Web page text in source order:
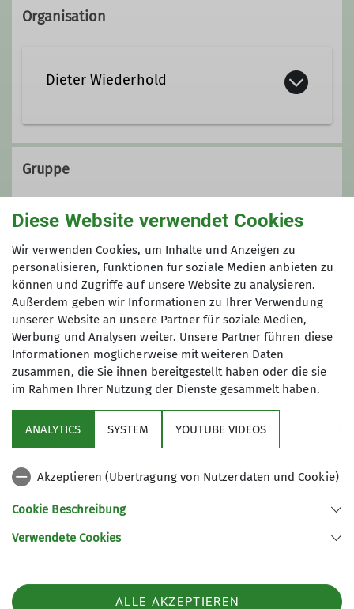
Organisation
Dieter Wiederhold
0171 / 56 87 963
Gruppe
Gruppe BEST - Bergsteigen und
Bergwandern
Wir sind in unserer Sektion eine
offene Gruppe von Frauen und
Männern, die Spaß haben am
Bergsteigen/Bergwandern.
Kontakt aufnehmen
Details
Sektion
Gruppen im Fokus
34131 Kassel
Telefon +49561104046
Diese Website verwendet Cookies
Wir verwenden Cookies, um Inhalte und Anzeigen zu
personalisieren, Funktionen für soziale Medien anbieten zu
können und Zugriffe auf unsere Website zu analysieren.
Außerdem geben wir Informationen zu Ihrer Verwendung
unserer Website an unsere Partner für soziale Medien,
Werbung und Analysen weiter. Unsere Partner führen diese
Informationen möglicherweise mit weiteren Daten
zusammen, die Sie ihnen bereitgestellt haben oder die sie
im Rahmen Ihrer Nutzung der Dienste gesammelt haben.
ANALYTICS SYSTEM YOUTUBE VIDEOS
Akzeptieren (Übertragung von Nutzerdaten und Cookie)
Cookie Beschreibung
Verwendete Cookies
ALLE AKZEPTIEREN